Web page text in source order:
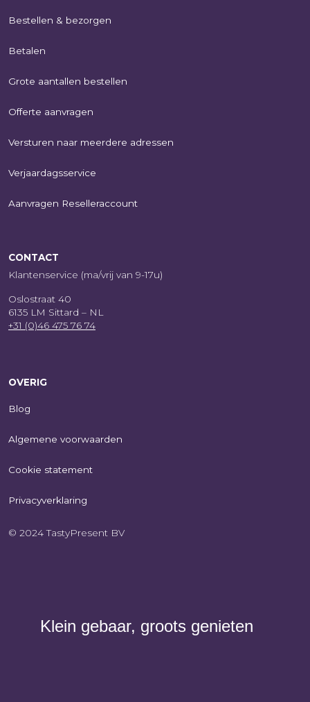
€5,95
Bestellen & bezorgen
Betalen
Grote aantallen bestellen
Offerte aanvragen
Versturen naar meerdere adressen
Verjaardagsservice
Aanvragen Reselleraccount
CONTACT
Klantenservice (ma/vrij van 9-17u)
Oslostraat 40
6135 LM Sittard – NL
+31 (0)46 475 76 74
OVERIG
Blog
Algemene voorwaarden
Cookie statement
Privacyverklaring
© 2024 TastyPresent BV
Klein gebaar, groots genieten